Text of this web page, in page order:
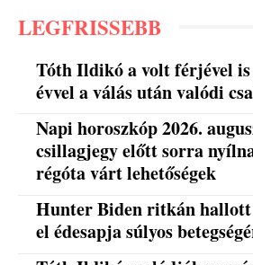
LEGFRISSEBB
Tóth Ildikó a volt férjével
évvel a válás után valódi
Napi horoszkóp 2026.
csillagjegy előtt sorra
régóta várt lehetőségek
Hunter Biden ritkán
el édesapja súlyos